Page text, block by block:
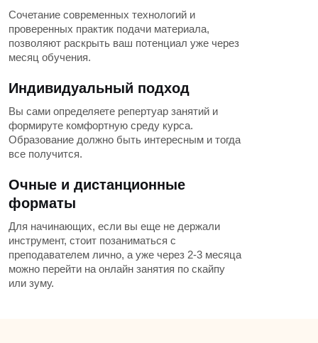
Сочетание современных технологий и
проверенных практик подачи материала,
позволяют раскрыть ваш потенциал уже через
месяц обучения.
Индивидуальный подход
Вы сами определяете репертуар занятий и
формируте комфортную среду курса.
Образование должно быть интересным и тогда
все получится.
Очные и дистанционные
форматы
Для начинающих, если вы еще не держали
инструмент, стоит позаниматься с
преподавателем лично, а уже через 2-3 месяца
можно перейти на онлайн занятия по скайпу
или зуму.